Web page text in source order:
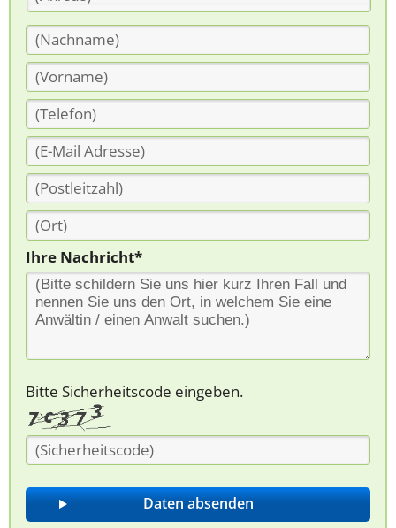
Ihre Nachricht*
Bitte Sicherheitscode eingeben.